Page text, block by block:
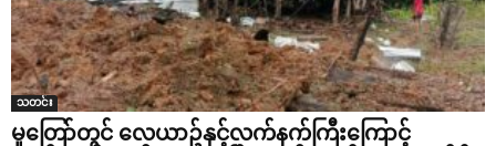
သတင်း
မူတြော်တွင် လေယာဥ်နှင့်လက်နက်ကြီးကြောင့်